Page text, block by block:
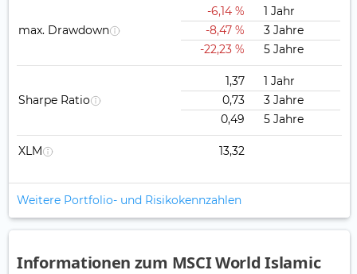
max. Drawdown
-6,14 %
1 Jahr
-8,47 %
3 Jahre
-22,23 %
5 Jahre
Sharpe Ratio
1,37
1 Jahr
0,73
3 Jahre
0,49
5 Jahre
XLM 13,32
Weitere Portfolio- und Risikokennzahlen
Informationen zum MSCI World Islamic